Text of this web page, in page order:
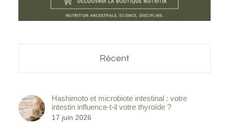
Récent
Hashimoto et microbiote intestinal : votre
intestin influence-t-il votre thyroïde ?
17 juin 2026